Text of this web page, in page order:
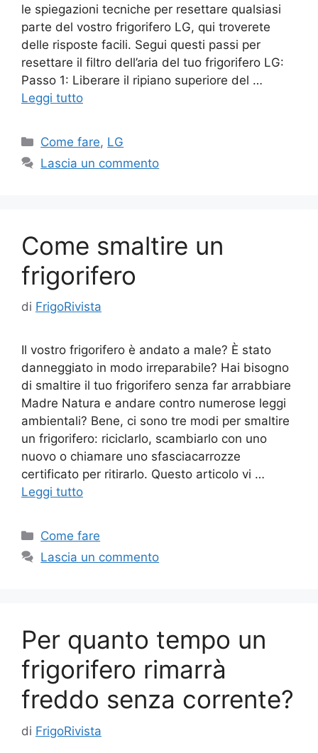
le spiegazioni tecniche per resettare qualsiasi
parte del vostro frigorifero LG, qui troverete
delle risposte facili. Segui questi passi per
resettare il filtro dell’aria del tuo frigorifero LG:
Passo 1: Liberare il ripiano superiore del …
Leggi tutto
Categorie
Come fare, LG
Lascia un commento
Come smaltire un
frigorifero
di FrigoRivista
Il vostro frigorifero è andato a male? È stato
danneggiato in modo irreparabile? Hai bisogno
di smaltire il tuo frigorifero senza far arrabbiare
Madre Natura e andare contro numerose leggi
ambientali? Bene, ci sono tre modi per smaltire
un frigorifero: riciclarlo, scambiarlo con uno
nuovo o chiamare uno sfasciacarrozze
certificato per ritirarlo. Questo articolo vi …
Leggi tutto
Categorie
Come fare
Lascia un commento
Per quanto tempo un
frigorifero rimarrà
freddo senza corrente?
di FrigoRivista